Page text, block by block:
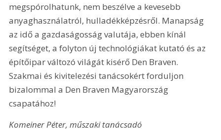
megspórolhatunk, nem beszélve a kevesebb
anyaghasználatról, hulladékképzésről. Manapság
az idő a gazdaságosság valutája, ebben kínál
segítséget, a folyton új technológiákat kutató és az
építőipar változó világát kisérő Den Braven.
Szakmai és kivitelezési tanácsokért forduljon
bizalommal a Den Braven Magyarország
csapatához!
Komeiner Péter, műszaki tanácsadó